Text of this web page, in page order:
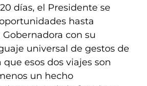
días, el Presidente se
hasta
con su
universal de gestos de
esos dos viajes son
un hecho